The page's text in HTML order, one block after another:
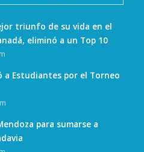
triunfo de su vida en el
eliminó a un Top 10
a Estudiantes por el Torneo
para sumarse a